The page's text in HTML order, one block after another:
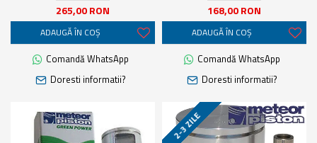
265,00 RON
ADAUGĂ ÎN COŞ
Comandă WhatsApp
Doresti informatii?
168,00 RON
ADAUGĂ ÎN COŞ
Comandă WhatsApp
Doresti informatii?
2-3 ZILE